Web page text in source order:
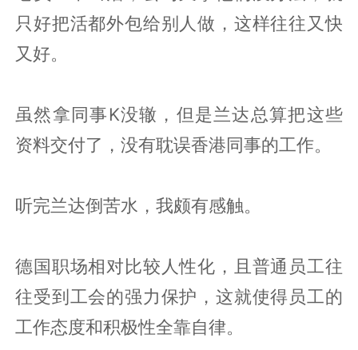
只好把活都外包给别人做，这样往往又快
又好。
虽然拿同事K没辙，但是兰达总算把这些
资料交付了，没有耽误香港同事的工作。
听完兰达倒苦水，我颇有感触。
德国职场相对比较人性化，且普通员工往
往受到工会的强力保护，这就使得员工的
工作态度和积极性全靠自律。